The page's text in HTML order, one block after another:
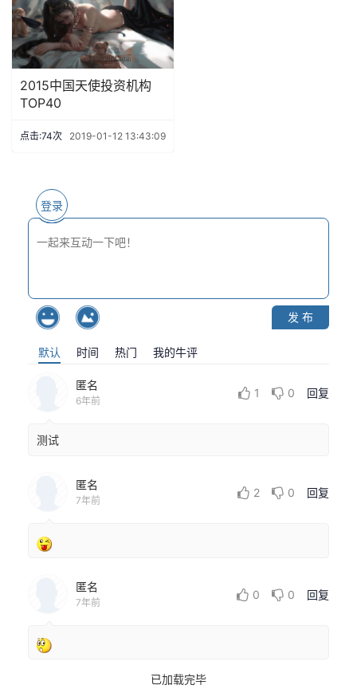
2015中国天使投资机构
TOP40
点击:74次 2019-01-12 13:43:09
登录
发 布
默认 时间 热门 我的牛评
匿名
6年前
1 0 回复
测试
匿名
7年前
2 0 回复
匿名
7年前
0 0 回复
已加载完毕